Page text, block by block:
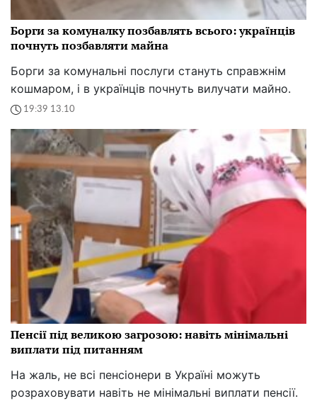
Борги за комуналку позбавлять всього: українців
почнуть позбавляти майна
Борги за комунальні послуги стануть справжнім
кошмаром, і в українців почнуть вилучати майно.
19:39 13.10
Пенсії під великою загрозою: навіть мінімальні
виплати під питанням
На жаль, не всі пенсіонери в Україні можуть
розраховувати навіть не мінімальні виплати пенсії.